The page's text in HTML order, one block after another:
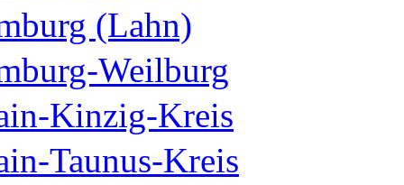
(Lahn)
Weilburg
Kinzig-Kreis
Taunus-Kreis